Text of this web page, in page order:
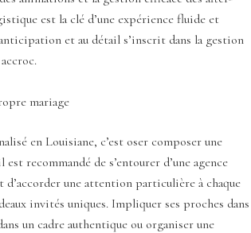
est la clé d’une expérience fluide et
et au détail s’inscrit dans la gestion
mariage
en Louisiane, c’est oser composer une
recommandé de s’entourer d’une agence
une attention particulière à chaque
invités uniques. Impliquer ses proches dans
un cadre authentique ou organiser une